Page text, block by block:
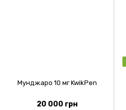
Мунджаро 10 мг KwikPen
20 000 грн